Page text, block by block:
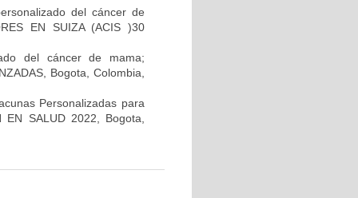
del cáncer de
EN SUIZA (ACIS )30
del cáncer de mama;
Bogota, Colombia,
Personalizadas para
SALUD 2022, Bogota,